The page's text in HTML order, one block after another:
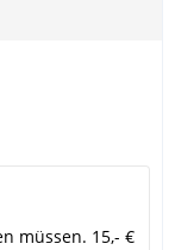
müssen. 15,- €